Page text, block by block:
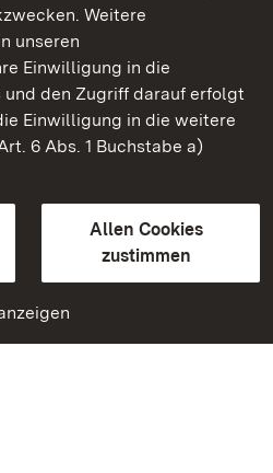
Weitere
unseren
Einwilligung in die
den Zugriff darauf erfolgt
Einwilligung in die weitere
6 Abs. 1 Buchstabe a)
Allen Cookies
zustimmen
Baden-Württemberg
Sprache